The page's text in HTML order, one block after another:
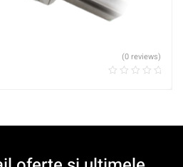
(0 reviews)